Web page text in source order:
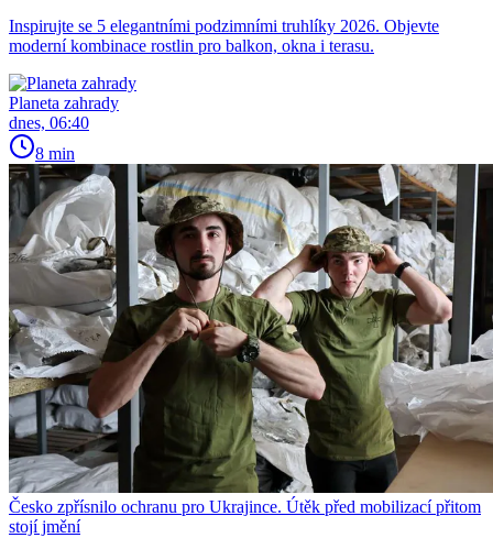
Inspirujte se 5 elegantními podzimními truhlíky 2026. Objevte
moderní kombinace rostlin pro balkon, okna i terasu.
Planeta zahrady
dnes, 06:40
8 min
Česko zpřísnilo ochranu pro Ukrajince. Útěk před mobilizací přitom
stojí jmění